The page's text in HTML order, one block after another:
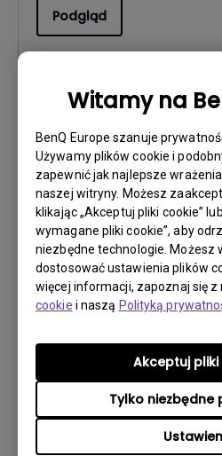
Witamy na
BenQ Europe szanuje
Używamy plików cookie i
zapewnić jak najlepsze
naszej witryny. Możesz
klikając „Akceptuj pliki cookie”
wymagane pliki cookie”, aby
niezbędne technologie. Możesz
dostosować ustawienia plików
więcej informacji, zapoznaj się z
cookie i naszą Polityką
Tylko niezbędne
Akceptuj
Podgląd
User Manual
Aktualizuj:
2020/07/14
Język:English
Rozmiar pliku:5.7 MB
Wersja:
Podgląd
Instrukcja obsługi
Podręcznik